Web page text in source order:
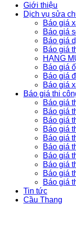
Giới thiệu
Dịch vụ sửa
Báo giá
Báo giá
Báo giá
Báo giá
HẠNG
Báo giá
Báo giá
Báo giá
Báo giá thi
Báo giá
Báo giá
Báo giá
Báo giá
Báo giá
Báo giá
Báo giá
Báo giá
Báo giá
Báo giá
Tin tức
Cầu Thang